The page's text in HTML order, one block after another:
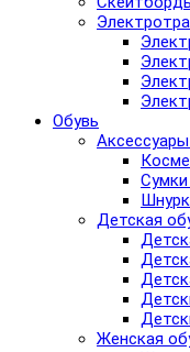
Обувь
Детская
Женская